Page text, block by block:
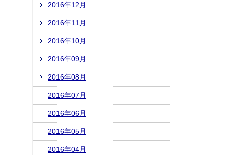
2016年12月
2016年11月
2016年10月
2016年09月
2016年08月
2016年07月
2016年06月
2016年05月
2016年04月